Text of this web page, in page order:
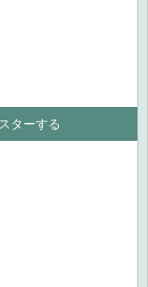
ターする